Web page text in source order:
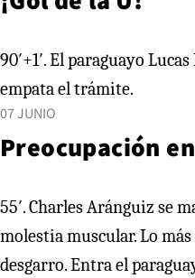
90′+1′. El paraguayo Lucas Romero saca un derechazo y
empata el trámite.
07 JUNIO
Preocupación
55′. Charles Aránguiz se marcha entre lágrimas por una
molestia muscular. Lo
desgarro. Entra el